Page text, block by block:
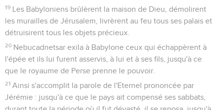
Seuls les Évangiles sont disponibles en vidéo pour le moment.
Liste des Juifs qui revinrent en Palestine
*Voici les habitants de la province de Juda revenus de
déportation, ceux que Nebucadnetsar, le roi de Babylone,
avait exilés à Babylone et qui retournèrent à Jérusalem et en
Juda, chacun dans sa ville.
2
Contenus Versions Commentaires Strong Dictionnaire